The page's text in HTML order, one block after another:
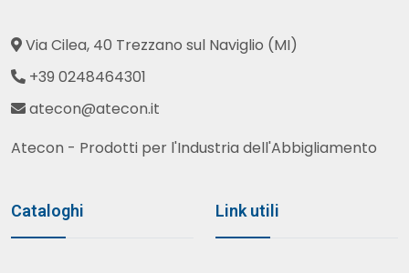
Via Cilea, 40 Trezzano sul Naviglio (MI)
+39 0248464301
atecon@atecon.it
Atecon - Prodotti per l'Industria dell'Abbigliamento
Cataloghi Link utili